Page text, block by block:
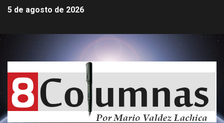
5 de agosto de 2026